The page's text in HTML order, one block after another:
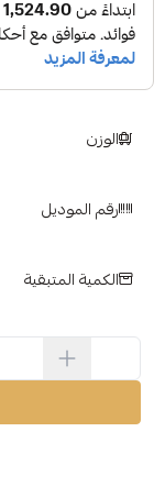
الوزن
رقم الموديل
الكمية المتبقية